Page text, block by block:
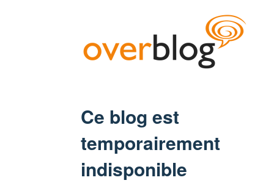
Ce blog est
temporairement
indisponible